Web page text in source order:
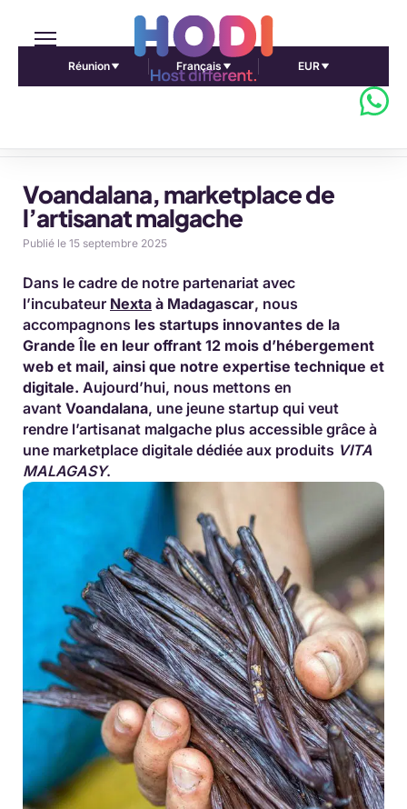
Réunion Français EUR
Voandalana, marketplace de
l’artisanat malgache
Publié le 15 septembre 2025
Dans le cadre de notre partenariat avec
l’incubateur Nexta à Madagascar, nous
accompagnons les startups innovantes de la
Grande Île en leur offrant 12 mois d’hébergement
web et mail, ainsi que notre expertise technique et
digitale. Aujourd’hui, nous mettons en
avant Voandalana, une jeune startup qui veut
rendre l’artisanat malgache plus accessible grâce à
une marketplace digitale dédiée aux produits VITA
MALAGASY.